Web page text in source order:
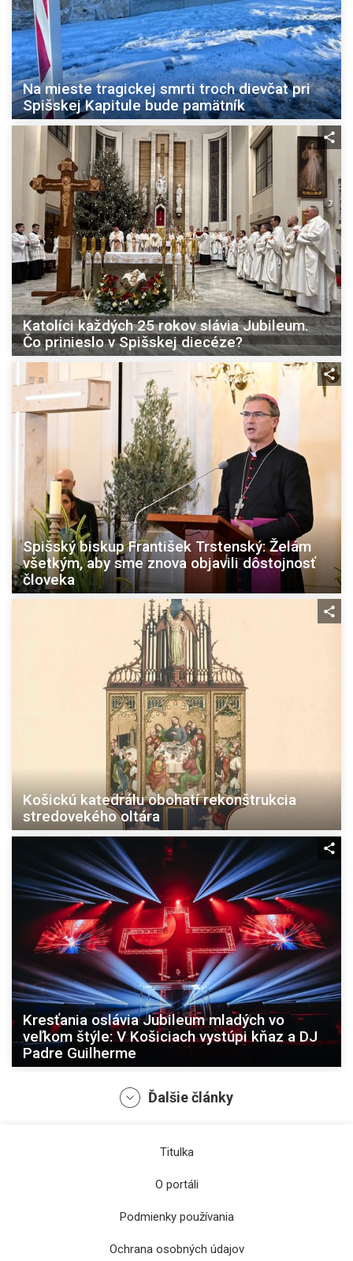
Na mieste tragickej smrti troch dievčat pri
Spišskej Kapitule bude pamätník
Katolíci každých 25 rokov slávia Jubileum.
Čo prinieslo v Spišskej diecéze?
Spišský biskup František Trstenský: Želám
všetkým, aby sme znova objavili dôstojnosť
človeka
Košickú katedrálu obohatí rekonštrukcia
stredovekého oltára
Kresťania oslávia Jubileum mladých vo
veľkom štýle: V Košiciach vystúpi kňaz a DJ
Padre Guilherme
Ďalšie články
Titulka
O portáli
Podmienky používania
Ochrana osobných údajov